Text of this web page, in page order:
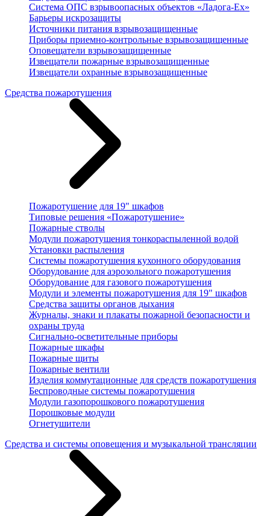
Система ОПС взрывоопасных объектов «Ладога-Ex»
Барьеры искрозащиты
Источники питания взрывозащищенные
Приборы приемно-контрольные взрывозащищенные
Оповещатели взрывозащищенные
Извещатели пожарные взрывозащищенные
Извещатели охранные взрывозащищенные
Средства пожаротушения
Пожаротушение для 19" шкафов
Типовые решения «Пожаротушение»
Пожарные стволы
Модули пожаротушения тонкораспыленной водой
Установки распыления
Системы пожаротушения кухонного оборудования
Оборудование для аэрозольного пожаротушения
Оборудование для газового пожаротушения
Модули и элементы пожаротушения для 19" шкафов
Средства защиты органов дыхания
Журналы, знаки и плакаты пожарной безопасности и
охраны труда
Сигнально-осветительные приборы
Пожарные шкафы
Пожарные щиты
Пожарные вентили
Изделия коммутационные для средств пожаротушения
Беспроводные системы пожаротушения
Модули газопорошкового пожаротушения
Порошковые модули
Огнетушители
Средства и системы оповещения и музыкальной трансляции